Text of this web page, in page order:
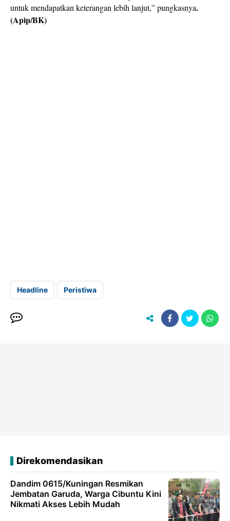
untuk mendapatkan keterangan lebih lanjut,” pungkasnya.
(Apip/BK)
Headline Peristiwa
Direkomendasikan
Dandim 0615/Kuningan Resmikan
Jembatan Garuda, Warga Cibuntu Kini
Nikmati Akses Lebih Mudah